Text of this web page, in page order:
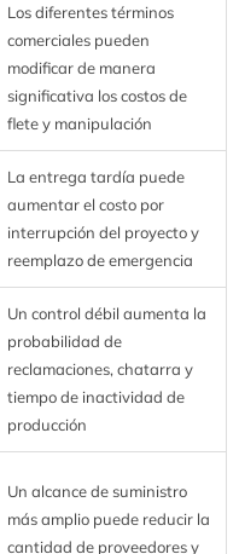
Los diferentes términos
comerciales pueden
modificar de manera
significativa los costos de
flete y manipulación
La entrega tardía puede
aumentar el costo por
interrupción del proyecto y
reemplazo de emergencia
Un control débil aumenta la
probabilidad de
reclamaciones, chatarra y
tiempo de inactividad de
producción
Un alcance de suministro
más amplio puede reducir la
cantidad de proveedores y